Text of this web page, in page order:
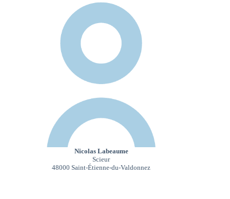
Nicolas Labeaume
Scieur
48000 Saint-Étienne-du-Valdonnez